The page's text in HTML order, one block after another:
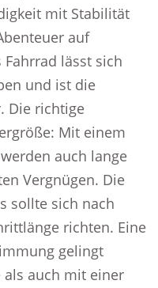
mit Stabilität
auf
lässt sich
und ist die
Die richtige
Mit einem
auch lange
Vergnügen. Die
sollte sich nach
richten. Eine
gelingt
als auch mit einer